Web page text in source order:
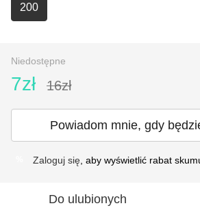
200
Niedostępne
7zł 16zł
Powiadom mnie, gdy
Zaloguj się , aby wyświetlić rabat
Do ulubionych